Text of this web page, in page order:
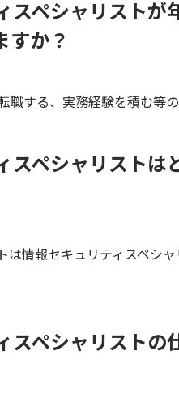
スペシャリストが
すか？
職する、実務経験を積む等
スペシャリストは
は情報セキュリティスペシ
スペシャリストの